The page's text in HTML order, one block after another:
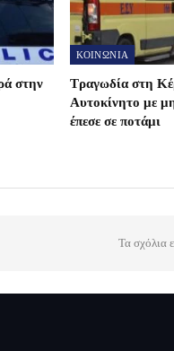
στην
ΚΟΙΝΩΝΙΑ
Τραγωδία στη
Αυτοκίνητο με
έπεσε σε ποτάμι
Τα σχόλια